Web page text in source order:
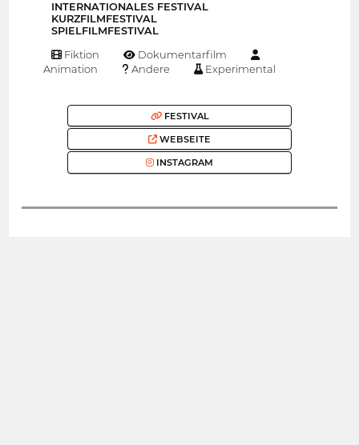
INTERNATIONALES FESTIVAL
KURZFILMFESTIVAL
SPIELFILMFESTIVAL
Fiktion
Dokumentarfilm
Animation
Andere Experimental
FESTIVAL
WEBSEITE
INSTAGRAM